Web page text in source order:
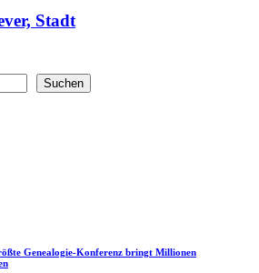
Stadt
Suchen
Genealogie-Konferenz bringt Millionen